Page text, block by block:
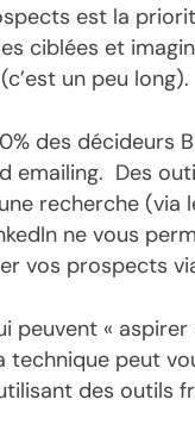
est la
ciblées et
un peu long).
des
emailing. Des
recherche (via
ne vous
vos prospects
«
technique peut
des outils